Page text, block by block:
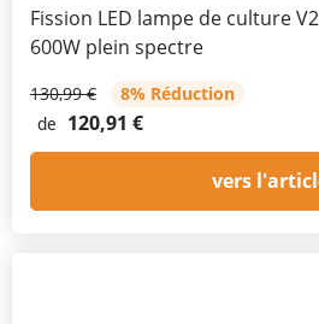
Fission LED lampe de culture
600W plein spectre
130,99 €
8% Réduction
de 120,91 €
vers